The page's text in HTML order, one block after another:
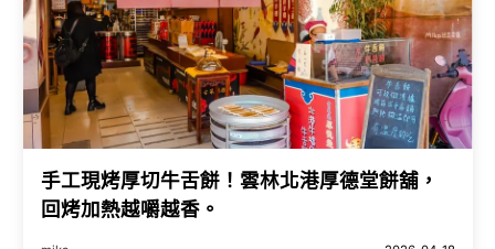
手工現烤厚切牛舌餅！雲林北港厚德堂餅舖，
回烤加熱越嚼越香。